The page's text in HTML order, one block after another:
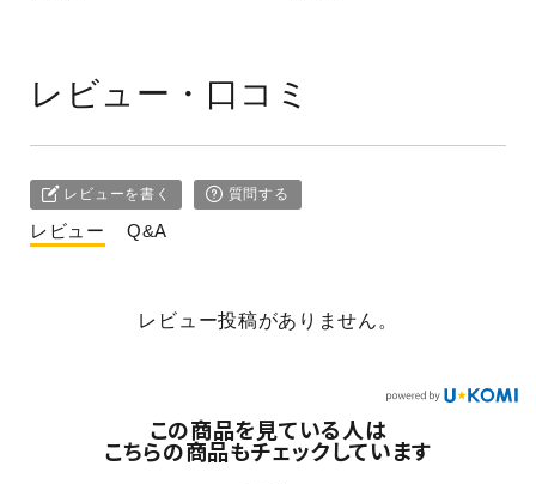
レビュー・口コミ
レビューを書く 質問する
レビュー Q&A
レビュー投稿がありません。
この商品を見ている人は
こちらの商品もチェックしています